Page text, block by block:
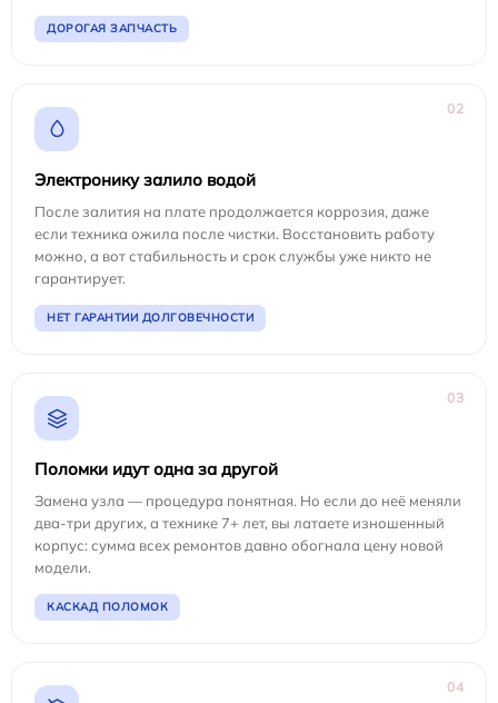
ДОРОГАЯ ЗАПЧАСТЬ
02
Электронику залило водой
После залития на плате продолжается коррозия, даже
если техника ожила после чистки. Восстановить работу
можно, а вот стабильность и срок службы уже никто не
гарантирует.
НЕТ ГАРАНТИИ ДОЛГОВЕЧНОСТИ
03
Поломки идут одна за другой
Замена узла — процедура понятная. Но если до неё меняли
два-три других, а технике 7+ лет, вы латаете изношенный
корпус: сумма всех ремонтов давно обогнала цену новой
модели.
КАСКАД ПОЛОМОК
04